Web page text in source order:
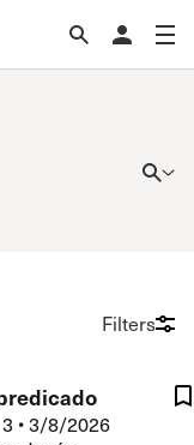
Filters
•3/8/2026